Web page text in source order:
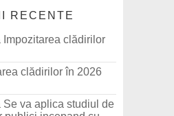
RECENTE
Impozitarea clădirilor
clădirilor în 2026
Se va aplica studiul de